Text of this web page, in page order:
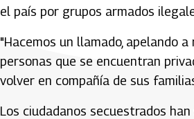
el país por grupos armados
"Hacemos un llamado, apelando
personas que se encuentran
volver en compañía de sus
Los ciudadanos secuestrados